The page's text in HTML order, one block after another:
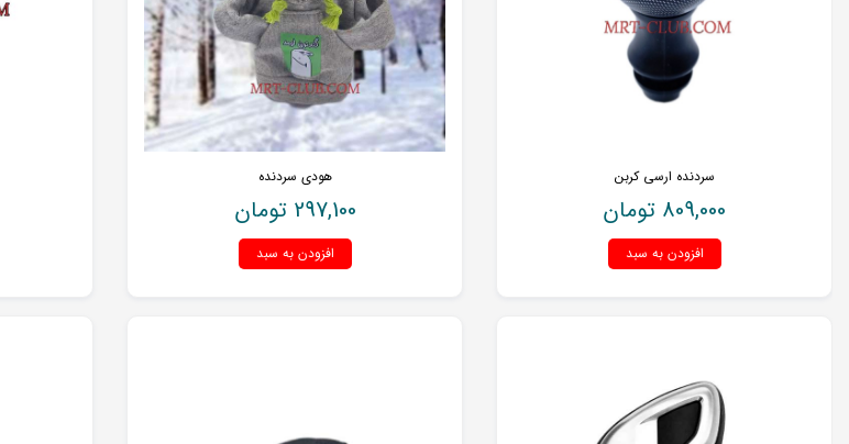
سردنده ارسی کربن
809,000 تومان
افزودن به سبد
هودی سردنده
297,100 تومان
افزودن به سبد